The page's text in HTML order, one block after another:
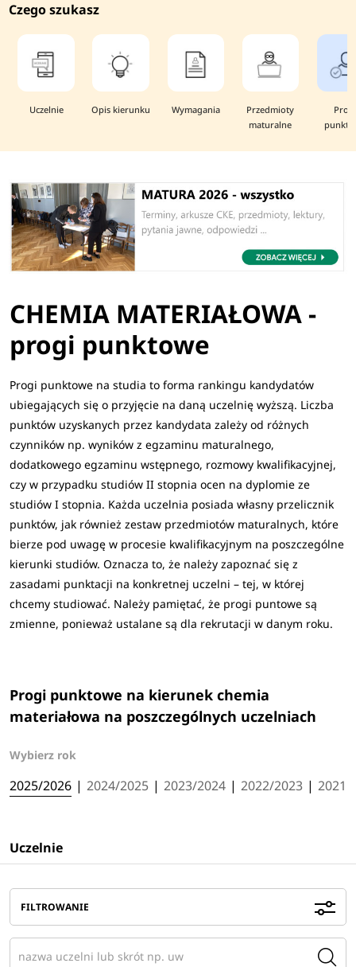
Czego szukasz
Uczelnie Opis kierunku Wymagania
Przedmioty
maturalne
CHEMIA MATERIAŁOWA -
progi punktowe
Progi punktowe na studia to forma rankingu kandydatów
ubiegających się o przyjęcie na daną uczelnię wyższą. Liczba
punktów uzyskanych przez kandydata zależy od różnych
czynników np. wyników z egzaminu maturalnego,
dodatkowego egzaminu wstępnego, rozmowy kwalifikacyjnej,
czy w przypadku studiów II stopnia ocen na dyplomie ze
studiów I stopnia. Każda uczelnia posiada własny przelicznik
punktów, jak również zestaw przedmiotów maturalnych, które
bierze pod uwagę w procesie kwalifikacyjnym na poszczególne
kierunki studiów. Oznacza to, że należy zapoznać się z
zasadami punktacji na konkretnej uczelni – tej, w której
chcemy studiować. Należy pamiętać, że progi puntowe są
zmienne, ponieważ ustalane są dla rekrutacji w danym roku.
Progi punktowe na kierunek chemia
materiałowa na poszczególnych uczelniach
Wybierz rok
2025/2026 | 2024/2025 | 2023/2024 | 2022/2023 | 2021/
Uczelnie
FILTROWANIE